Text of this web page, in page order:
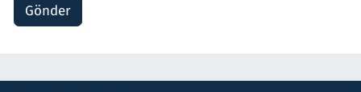
Gönder